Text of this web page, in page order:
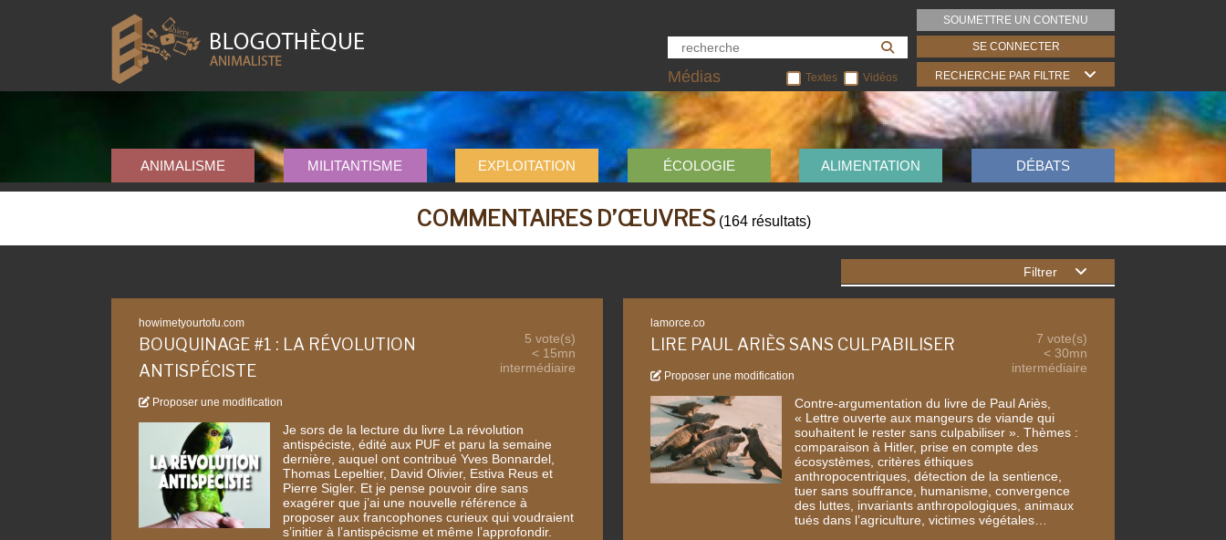
Médias Textes Vidéos
SOUMETTRE UN CONTENU
SE CONNECTER
RECHERCHE PAR FILTRE
ANIMALISME MILITANTISME EXPLOITATION ÉCOLOGIE ALIMENTATION DÉBATS
COMMENTAIRES D’ŒUVRES(164résultats)
Filtrer
howimetyourtofu.com
BOUQUINAGE #1 : LA RÉVOLUTION
ANTISPÉCISTE
Proposer une modification
5 vote(s)
< 15mn
intermédiaire
Je sors de la lecture du livre La révolution
antispéciste, édité aux PUF et paru la semaine
dernière, auquel ont contribué Yves Bonnardel,
Thomas Lepeltier, David Olivier, Estiva Reus et
Pierre Sigler. Et je pense pouvoir dire sans
exagérer que j’ai une nouvelle référence à
proposer aux francophones curieux qui voudraient
s’initier à l’antispécisme et même l’approfondir.
lamorce.co
LIRE PAUL ARIÈS SANS CULPABILISER
Proposer une modification
7 vote(s)
< 30mn
intermédiaire
Contre-argumentation du livre de Paul Ariès,
« Lettre ouverte aux mangeurs de viande qui
souhaitent le rester sans culpabiliser ». Thèmes :
comparaison à Hitler, prise en compte des
écosystèmes, critères éthiques
anthropocentriques, détection de la sentience,
tuer sans souffrance, humanisme, convergence
des luttes, invariants anthropologiques, animaux
tués dans l’agriculture, victimes végétales…